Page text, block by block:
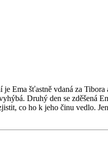
Ema šťastně vdaná za
Druhý den se zděšená
co ho k jeho činu vedlo.